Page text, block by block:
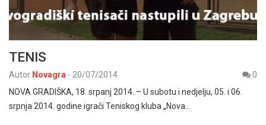
TENIS
Autor Novagra - 20/07/2014
0
NOVA GRADIŠKA, 18. srpanj 2014. – U subotu i nedjelju, 05. i 06.
srpnja 2014. godine igrači Teniskog kluba „Nova…